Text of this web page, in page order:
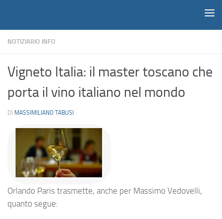
NOTIZIARIO INFO
Vigneto Italia: il master toscano che
porta il vino italiano nel mondo
DI MASSIMILIANO TABUSI
Orlando Paris trasmette, anche per Massimo Vedovelli,
quanto segue: